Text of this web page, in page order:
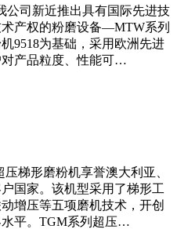
公司新近推出具有国际先进技
产权的粉磨设备—MTW系列
9518为基础，采用欧洲先进
产品粒度、性能可…
梯形磨粉机享誉澳大利亚、
国家。该机型采用了梯形工
增压等五项磨机技术，开创
平。TGM系列超压…